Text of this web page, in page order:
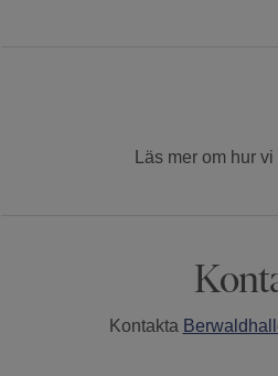
Läs mer om hur
Kontakta